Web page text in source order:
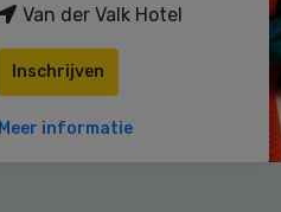
Van der Valk Hotel
Inschrijven
Meer informatie